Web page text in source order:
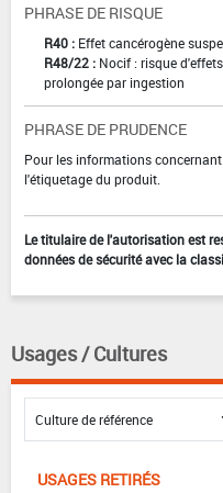
PHRASE DE RISQUE
R40 : Effet cancérogène
R48/22 : Nocif : risque
prolongée par ingestion
PHRASE DE PRUDENCE
Pour les informations
l'étiquetage du produit.
Le titulaire de l'autorisation est
données de sécurité avec la
Usages / Cultures
USAGES RETIRÉS